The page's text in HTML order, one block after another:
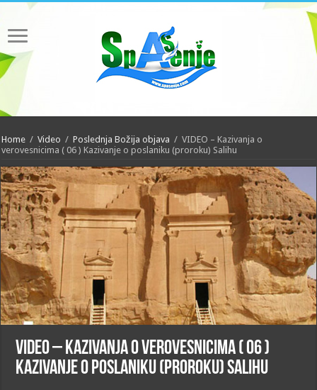
Home / Video / Poslednja Božija objava / VIDEO – Kazivanja o
verovesnicima ( 06 ) Kazivanje o poslaniku (proroku) Salihu
VIDEO – Kazivanja o verovesnicima ( 06 )
Kazivanje o poslaniku (proroku) Salihu